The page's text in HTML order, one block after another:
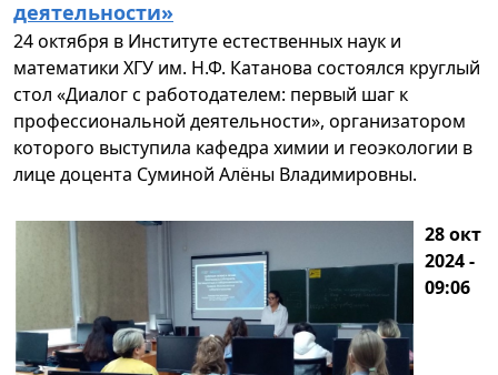
деятельности»
24 октября в Институте естественных наук и
математики ХГУ им. Н.Ф. Катанова состоялся круглый
стол «Диалог с работодателем: первый шаг к
профессиональной деятельности», организатором
которого выступила кафедра химии и геоэкологии в
лице доцента Суминой Алёны Владимировны.
28 окт
2024 -
09:06